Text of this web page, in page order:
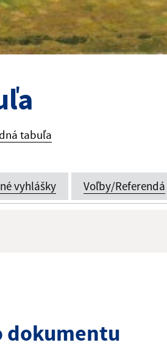
tabuľa
vyhlášky Voľby/Referendá
dokumentu